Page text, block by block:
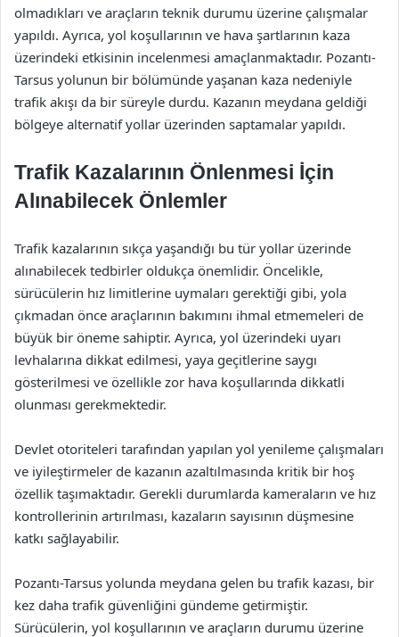
olmadıkları ve araçların teknik durumu üzerine çalışmalar
yapıldı. Ayrıca, yol koşullarının ve hava şartlarının kaza
üzerindeki etkisinin incelenmesi amaçlanmaktadır. Pozantı-
Tarsus yolunun bir bölümünde yaşanan kaza nedeniyle
trafik akışı da bir süreyle durdu. Kazanın meydana geldiği
bölgeye alternatif yollar üzerinden saptamalar yapıldı.
Trafik Kazalarının Önlenmesi İçin
Alınabilecek Önlemler
Trafik kazalarının sıkça yaşandığı bu tür yollar üzerinde
alınabilecek tedbirler oldukça önemlidir. Öncelikle,
sürücülerin hız limitlerine uymaları gerektiği gibi, yola
çıkmadan önce araçlarının bakımını ihmal etmemeleri de
büyük bir öneme sahiptir. Ayrıca, yol üzerindeki uyarı
levhalarına dikkat edilmesi, yaya geçitlerine saygı
gösterilmesi ve özellikle zor hava koşullarında dikkatli
olunması gerekmektedir.
Devlet otoriteleri tarafından yapılan yol yenileme çalışmaları
ve iyileştirmeler de kazanın azaltılmasında kritik bir hoş
özellik taşımaktadır. Gerekli durumlarda kameraların ve hız
kontrollerinin artırılması, kazaların sayısının düşmesine
katkı sağlayabilir.
Pozantı-Tarsus yolunda meydana gelen bu trafik kazası, bir
kez daha trafik güvenliğini gündeme getirmiştir.
Sürücülerin, yol koşullarının ve araçların durumu üzerine